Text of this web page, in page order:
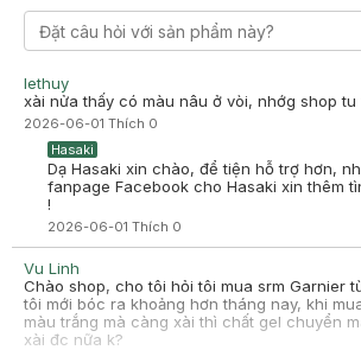
hay mụn viêm sưng v.v.. thì sài luôn 1 set như
trước dùng dưỡng ẩm ban đêm - tẩy trang là
set còn êm hơn thấy cải thiện khuôn mặt đỡ
Hasaki
Hasaki xin chào! Hasaki cảm ơn ANH HỮU
gian đánh giá. Sự hài lòng của khách
để Hasaki ngày càng phát triển hơn nữa
vụ. Cảm ơn bạn đã tin tưởng và mua sắm
lethuy
xài nửa thấy có màu nâu ở vòi, nhớg shop tu
2026-06-01 Thích 0
Hasaki
Dạ Hasaki xin chào, để tiện hỗ trợ hơn,
fanpage Facebook cho Hasaki xin thêm
!
2026-06-01 Thích 0
Vu Linh
Chào shop, cho tôi hỏi tôi mua srm Garnier
tôi mới bóc ra khoảng hơn tháng nay, khi
màu trắng mà càng xài thì chất gel chuyển
xài đc nữa k?